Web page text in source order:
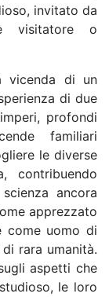
invitato da
visitatore o
vicenda di un
di due
profondi
familiari
le diverse
ancora
apprezzato
come uomo di
rara umanità.
aspetti che
le loro